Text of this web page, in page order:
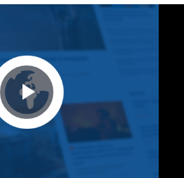
Play Video